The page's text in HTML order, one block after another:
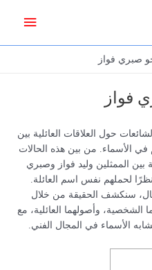
صبري فواز
فواز
حول العلاقات العائلية بين
في الأسماء. من بين هذه الحالات
بين الممثلين وليد فواز وصبري
لحملهم نفس اسم العائلة.
سنكشف الحقيقة من خلال
الشخصية، وأصولهما العائلية، مع
الأسماء في المجال الفني.